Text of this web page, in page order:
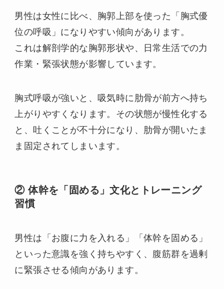
男性は女性に比べ、胸郭上部を使った「胸式優
位の呼吸」になりやすい傾向があります。
これは解剖学的な胸郭形状や、日常生活での力
作業・緊張状態が影響しています。
胸式呼吸が強いと、吸気時に肋骨が前方へ持ち
上がりやすくなります。その状態が慢性化する
と、吐くことが不十分になり、肋骨が開いたま
ま固定されてしまいます。
② 体幹を「固める」文化とトレーニング
習慣
男性は「お腹に力を入れる」「体幹を固める」
といった意識を強く持ちやすく、腹筋群を過剰
に緊張させる傾向があります。